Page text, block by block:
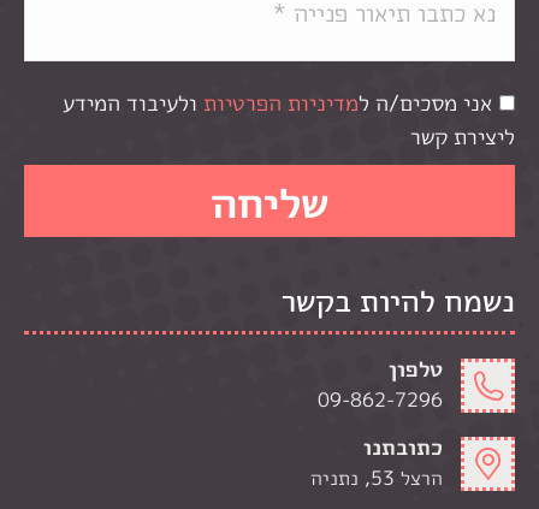
אני מסכים/ה למדיניות הפרטיות ולעיבוד המידע
ליצירת קשר
נשמח להיות בקשר
טלפון
09-862-7296
כתובתנו
הרצל 53, נתניה